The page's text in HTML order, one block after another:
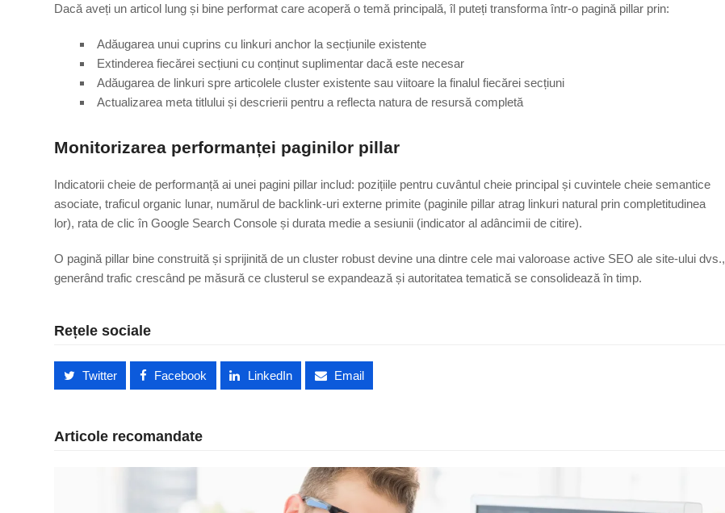
Dacă aveți un articol lung și bine performat care acoperă o temă principală, îl puteți transforma într-o pagină pillar prin:
Adăugarea unui cuprins cu linkuri anchor la secțiunile existente
Extinderea fiecărei secțiuni cu conținut suplimentar dacă este necesar
Adăugarea de linkuri spre articolele cluster existente sau viitoare la finalul fiecărei secțiuni
Actualizarea meta titlului și descrierii pentru a reflecta natura de resursă completă
Monitorizarea performanței paginilor pillar
Indicatorii cheie de performanță ai unei pagini pillar includ: pozițiile pentru cuvântul cheie principal și cuvintele cheie semantice
asociate, traficul organic lunar, numărul de backlink-uri externe primite (paginile pillar atrag linkuri natural prin completitudinea
lor), rata de clic în Google Search Console și durata medie a sesiunii (indicator al adâncimii de citire).
O pagină pillar bine construită și sprijinită de un cluster robust devine una dintre cele mai valoroase active SEO ale site-ului dvs.,
generând trafic crescând pe măsură ce clusterul se expandează și autoritatea tematică se consolidează în timp.
Rețele sociale
Twitter Facebook LinkedIn Email
Articole recomandate